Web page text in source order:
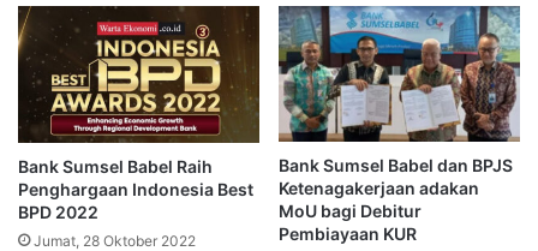
Bank Sumsel Babel Raih
Penghargaan Indonesia Best
BPD 2022
Jumat, 28 Oktober 2022
Bank Sumsel Babel dan BPJS
Ketenagakerjaan adakan
MoU bagi Debitur
Pembiayaan KUR